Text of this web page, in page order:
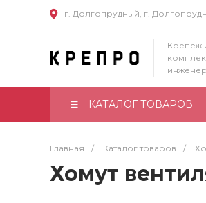
г. Долгопрудный, г.
Крепёж
КАТАЛОГ ТОВАРОВ
Главная / Каталог товаров /
Хомут